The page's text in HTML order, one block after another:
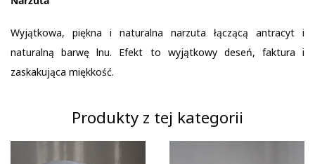
Wyjątkowa, piękna i naturalna narzuta łączącą antracyt i
naturalną barwę lnu. Efekt to wyjątkowy deseń, faktura i
zaskakująca miękkość.
Produkty z tej kategorii